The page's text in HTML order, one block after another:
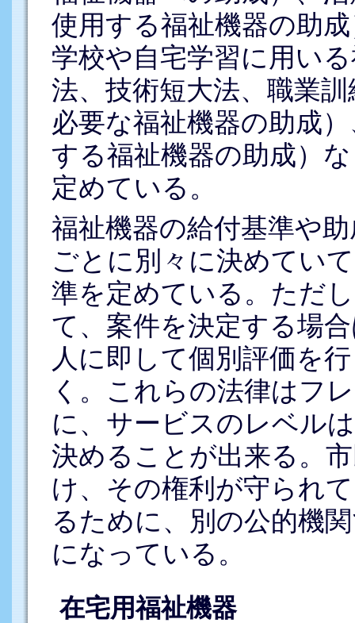
使用する福祉機器の助
学校や自宅学習に用い
法、技術短大法、職業
必要な福祉機器の助成
する福祉機器の助成）
定めている。
福祉機器の給付基準や
ごとに別々に決めてい
準を定めている。ただ
て、案件を決定する場
人に即して個別評価を
く。これらの法律はフ
に、サービスのレベル
決めることが出来る。
け、その権利が守られ
るために、別の公的機
になっている。
在宅用福祉機器